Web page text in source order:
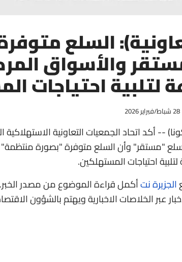
السلع
والأسواق
لتلبية احتياجات
28 شباط/فبراير 2026
- 28 - 2 (كونا) -- أكد اتحاد الجمعيات التعاونية
"مستقر" وأن السلع متوفرة "بصورة
الجزيرة نتأكمل قراءة الموضوع من مصدر
عبر الخلاصات الاخبارية ويهتم بالشؤون